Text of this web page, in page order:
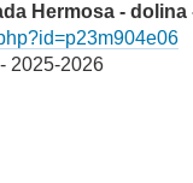
Hermosa - dolina
2025-2026